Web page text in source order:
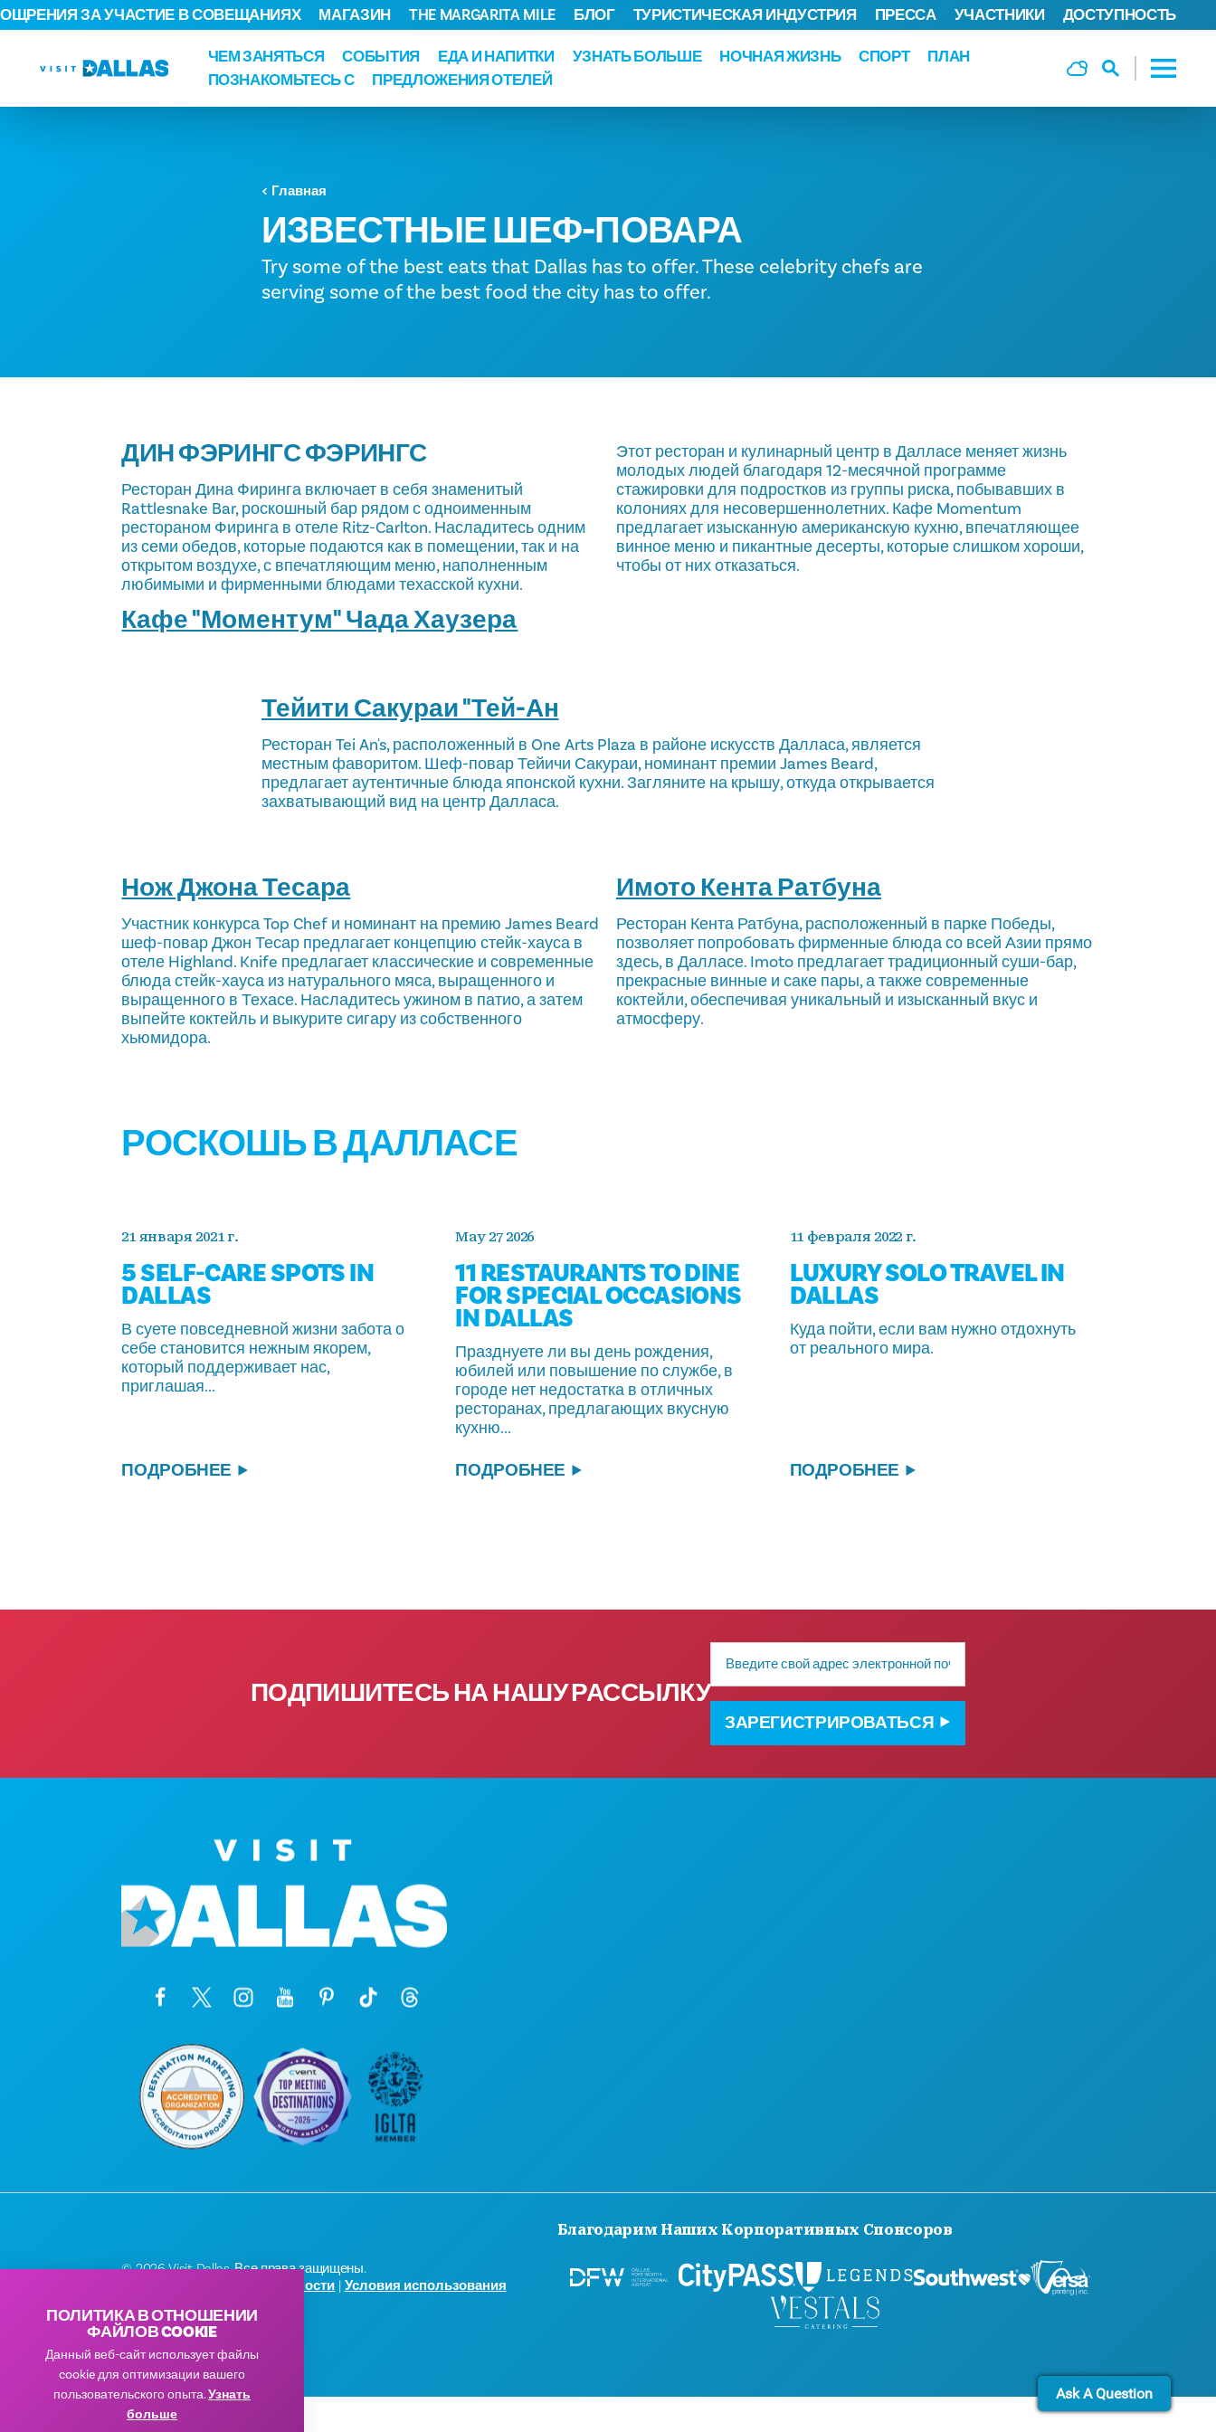
Перейти к содержанию
ЧЕМ ЗАНЯТЬСЯ СОБЫТИЯ ЕДА И НАПИТКИ УЗНАТЬ БОЛЬШЕ НОЧНАЯ ЖИЗНЬ СПОРТ
ПЛАН
ПОЗНАКОМЬТЕСЬ С
ПРЕДЛОЖЕНИЯ ОТЕЛЕЙ
ЗА УЧАСТИЕ В СОВЕЩАНИЯХ МАГАЗИН THE MARGARITA MILE БЛОГ ТУРИСТИЧЕСКАЯ ИНДУСТРИЯ ПРЕССА УЧАСТНИКИ ДОСТУПНОСТЬ
Главная
ИЗВЕСТНЫЕ ШЕФ-ПОВАРА
Try some of the best eats that Dallas has to offer. These celebrity chefs are
serving some of the best food the city has to offer.
ДИН ФЭРИНГС ФЭРИНГС
Ресторан Дина Фиринга включает в себя знаменитый
Rattlesnake Bar, роскошный бар рядом с одноименным
рестораном Фиринга в отеле Ritz-Carlton. Насладитесь одним
из семи обедов, которые подаются как в помещении, так и на
открытом воздухе, с впечатляющим меню, наполненным
любимыми и фирменными блюдами техасской кухни.
Кафе "Моментум" Чада Хаузера
Этот ресторан и кулинарный центр в Далласе меняет жизнь
молодых людей благодаря 12-месячной программе
стажировки для подростков из группы риска, побывавших в
колониях для несовершеннолетних. Кафе Momentum
предлагает изысканную американскую кухню, впечатляющее
винное меню и пикантные десерты, которые слишком хороши,
чтобы от них отказаться.
Тейити Сакураи "Тей-Ан
Ресторан Tei An's, расположенный в One Arts Plaza в районе искусств Далласа, является
местным фаворитом. Шеф-повар Тейичи Сакураи, номинант премии James Beard,
предлагает аутентичные блюда японской кухни. Загляните на крышу, откуда открывается
захватывающий вид на центр Далласа.
Нож Джона Тесара
Участник конкурса Top Chef и номинант на премию James Beard
шеф-повар Джон Тесар предлагает концепцию стейк-хауса в
отеле Highland. Knife предлагает классические и современные
блюда стейк-хауса из натурального мяса, выращенного и
выращенного в Техасе. Насладитесь ужином в патио, а затем
выпейте коктейль и выкурите сигару из собственного
хьюмидора.
Имото Кента Ратбуна
Ресторан Кента Ратбуна, расположенный в парке Победы,
позволяет попробовать фирменные блюда со всей Азии прямо
здесь, в Далласе. Imoto предлагает традиционный суши-бар,
прекрасные винные и саке пары, а также современные
коктейли, обеспечивая уникальный и изысканный вкус и
атмосферу.
РОСКОШЬ В ДАЛЛАСЕ
21 января 2021 г.
5 SELF-CARE SPOTS IN
DALLAS
В суете повседневной жизни забота о
себе становится нежным якорем,
который поддерживает нас,
приглашая...
ПОДРОБНЕЕ
May 27 2026
11 RESTAURANTS TO DINE
FOR SPECIAL OCCASIONS
IN DALLAS
Празднуете ли вы день рождения,
юбилей или повышение по службе, в
городе нет недостатка в отличных
ресторанах, предлагающих вкусную
кухню...
ПОДРОБНЕЕ
11 февраля 2022 г.
LUXURY SOLO TRAVEL IN
DALLAS
Куда пойти, если вам нужно отдохнуть
от реального мира.
ПОДРОБНЕЕ
ПОДПИШИТЕСЬ НА НАШУ РАССЫЛКУ
Адрес
электронной
ЗАРЕГИСТРИРОВАТЬСЯ
Благодарим Наших Корпоративных Спонсоров
© 2026 Visit Dallas. Все права защищены.
Политика конфиденциальности | Условия использования
ПОЛИТИКА В ОТНОШЕНИИ
ФАЙЛОВ COOKIE
Данный веб-сайт использует файлы
cookie для оптимизации вашего
пользовательского опыта.Узнать
больше
Ask A Question